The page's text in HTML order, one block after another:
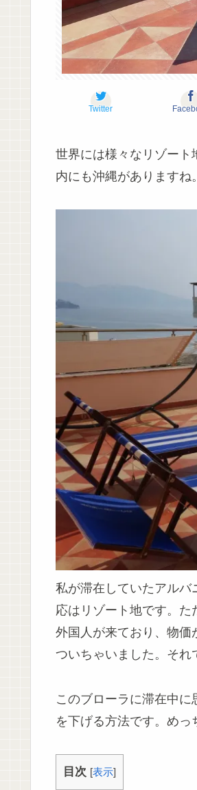
Twitter
世界には様々なリゾート
内にも沖縄がありますね。
私が滞在していたアルバ
応はリゾート地です。
外国人が来ており、物価
ついちゃいました。それ
このブローラに滞在中
を下げる方法です。めっ
目次 [表示]